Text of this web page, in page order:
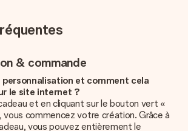
& commande
personnalisation et comment cela
le site internet ?
et en cliquant sur le bouton vert «
vous commencez votre création. Grâce à
vous pouvez entièrement le